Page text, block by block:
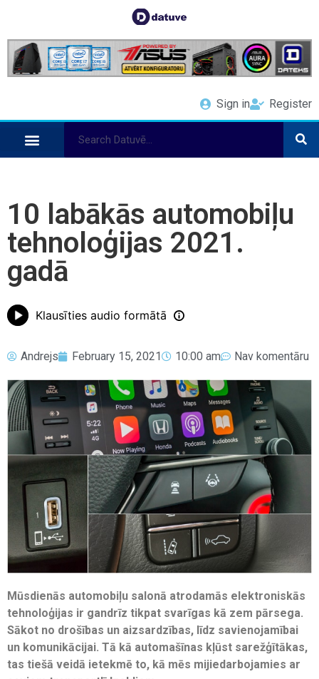
Sign in Register
10 labākās automobiļu
tehnoloģijas 2021.
gadā
Klausīties audio formātā
Andrejs February 15, 2021 10:00 am Nav komentāru
Mūsdienās automobiļu salonā atrodamās elektroniskās
tehnoloģijas ir gandrīz tikpat svarīgas kā zem pārsega.
Sākot no drošības un aizsardzības, līdz savienojamībai
un komunikācijai. Tā kā automašīnas kļūst sarežģītākas,
tas tiešā veidā ietekmē to, kā mēs mijiedarbojamies ar